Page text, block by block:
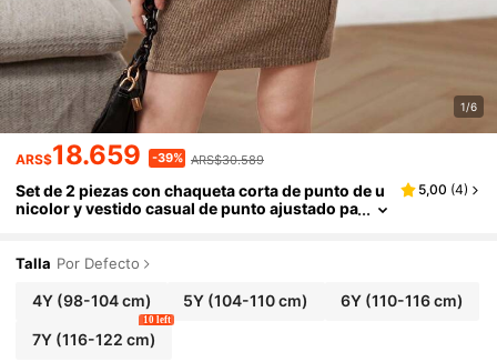
1/6
ARS$18.659 -39% ARS$30.589
Set de 2 piezas con chaqueta corta de punto de u
nicolor y vestido casual de punto ajustado pa
5,00 (4)
Talla Por Defecto
4Y(98-104 cm) 5Y (104-110 cm) 6Y(110-116 cm)
7Y(116-122 cm)
10 left